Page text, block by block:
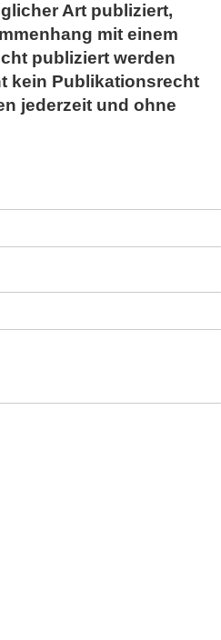
Art publiziert,
mit einem
publiziert werden
kein Publikationsrecht
jederzeit und ohne